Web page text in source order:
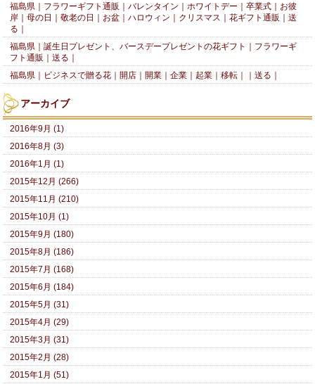
福島県｜フラワーギフト通販｜バレンタイン｜ホワイトデー｜卒業式｜お彼
岸｜母の日｜敬老の日｜お盆｜ハロウィン｜クリスマス｜花ギフト通販｜送
る｜
福島県｜誕生日プレゼント、バースデープレゼントの花ギフト｜フラワーギ
フト通販｜送る｜
福島県｜ビジネスで贈る花｜開店｜開業｜企業｜起業｜移転｜｜送る｜
アーカイブ
2016年9月 (1)
2016年8月 (3)
2016年1月 (1)
2015年12月 (266)
2015年11月 (210)
2015年10月 (1)
2015年9月 (180)
2015年8月 (186)
2015年7月 (168)
2015年6月 (184)
2015年5月 (31)
2015年4月 (29)
2015年3月 (31)
2015年2月 (28)
2015年1月 (51)